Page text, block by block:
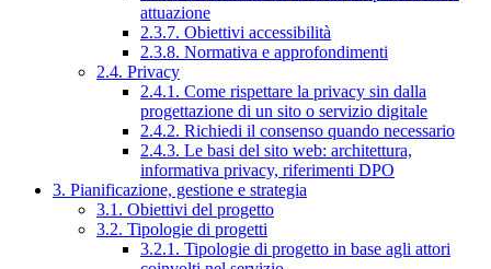
attuazione
2.3.7. Obiettivi accessibilità
2.3.8. Normativa e approfondimenti
2.4. Privacy
2.4.1. Come rispettare la privacy sin dalla
progettazione di un sito o servizio digitale
2.4.2. Richiedi il consenso quando necessario
2.4.3. Le basi del sito web: architettura,
informativa privacy, riferimenti DPO
3. Pianificazione, gestione e strategia
3.1. Obiettivi del progetto
3.2. Tipologie di progetti
3.2.1. Tipologie di progetto in base agli attori